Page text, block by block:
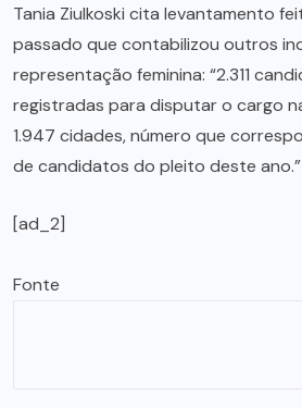
Tania Ziulkoski cita levantamento
passado que contabilizou outros
representação feminina: “2.311
registradas para disputar o cargo
1.947 cidades, número que
de candidatos do pleito deste ano.”
[ad_2]
Fonte